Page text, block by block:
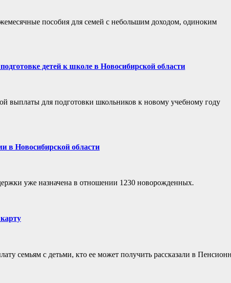
пособия для семей с небольшим доходом, одиноким
детей к школе в Новосибирской области
выплаты для подготовки школьников к новому учебному году
в Новосибирской области
уже назначена в отношении 1230 новорожденных.
семьям с детьми, кто ее может получить рассказали в